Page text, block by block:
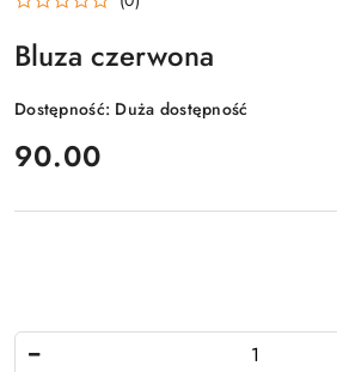
Bluza czerwona
Dostępność: Duża dostępność
cena:
90.00